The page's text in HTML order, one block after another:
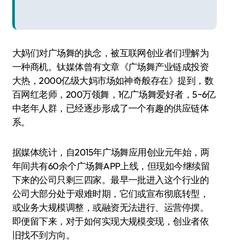
大妈们对广场舞的执念，被互联网创业者们理解为
一种商机。钛媒体曾有文章《广场舞产业链成投资
大热，2000亿级大妈市场如神奇般存在》提到，数
百网红老师，200万领舞，1亿广场舞爱好者，5~6亿
中老年人群，已经逐步形成了一个有趣的供应链体
系。
据媒体统计，自2015年广场舞应用创业元年始，两
年间共有60余个广场舞APP上线，但现如今继续留
下来的公司只剩三四家。最早一批进入这个行业的
公司大部分处于艰难时期，它们或宣布彻底转型，
或业务大规模调整，或融资无法进行、运营停摆。
即便留下来，对于如何实现大规模变现，创业者依
旧找不到方向。